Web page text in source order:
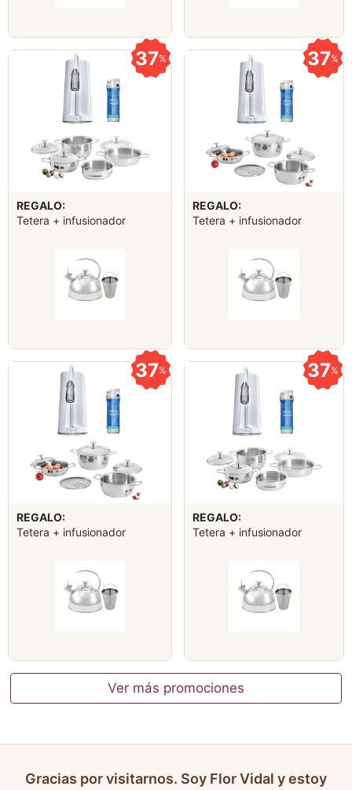
37%
REGALO:
Tetera + infusionador
37%
REGALO:
Tetera + infusionador
37%
REGALO:
Tetera + infusionador
37%
REGALO:
Tetera + infusionador
Ver más promociones
Gracias por visitarnos. Soy Flor Vidal y estoy